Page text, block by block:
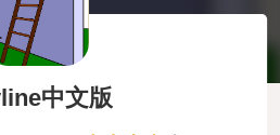
中文版